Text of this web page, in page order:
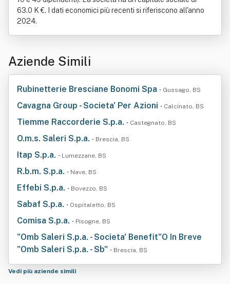
63.0 K €. I dati economici più recenti si riferiscono all'anno
2024.
Aziende Simili
Rubinetterie Bresciane Bonomi Spa • Gussago, BS
Cavagna Group - Societa' Per Azioni • Calcinato, BS
Tiemme Raccorderie S.p.a. • Castegnato, BS
O.m.s. Saleri S.p.a. • Brescia, BS
Itap S.p.a. • Lumezzane, BS
R.b.m. S.p.a. • Nave, BS
Effebi S.p.a. • Bovezzo, BS
Sabaf S.p.a. • Ospitaletto, BS
Comisa S.p.a. • Pisogne, BS
"Omb Saleri S.p.a. - Societa' Benefit"O In Breve
"Omb Saleri S.p.a. - Sb" • Brescia, BS
Vedi più aziende simili